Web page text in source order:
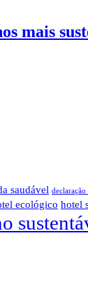
mais
saudável declaração
ecológico hotel